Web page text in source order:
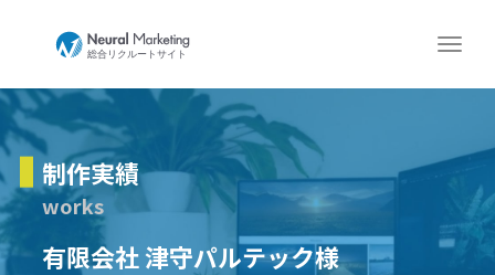
制作実績
works
有限会社 津守パルテック様